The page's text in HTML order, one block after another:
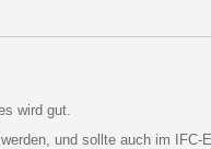
wird gut.
und sollte auch im